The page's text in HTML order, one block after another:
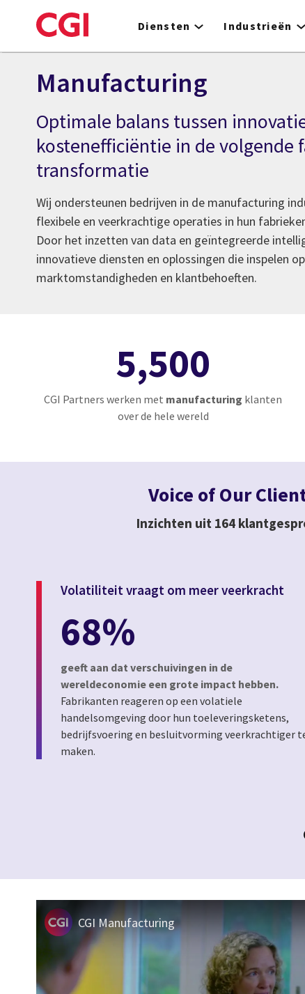
to
Diensten Industrieën
Manufacturing
Optimale balans tussen
kostenefficiëntie in de volgende
transformatie
Wij ondersteunen bedrijven in de manufacturing
flexibele en veerkrachtige operaties in hun
Door het inzetten van data en geïntegreerde
innovatieve diensten en oplossingen die inspelen
marktomstandigheden en klantbehoeften.
5,500
CGI Partners werken met manufacturing klanten
over de hele wereld
Voice of Our
Inzichten uit 164
Volatiliteit vraagt om meer veerkracht
68%
geeft aan dat verschuivingen in de
wereldeconomie een grote impact hebben.
Fabrikanten reageren op een volatiele
handelsomgeving door hun toeleveringsketens,
bedrijfsvoering en besluitvorming veerkrachtiger
maken.
CGI Manufacturing